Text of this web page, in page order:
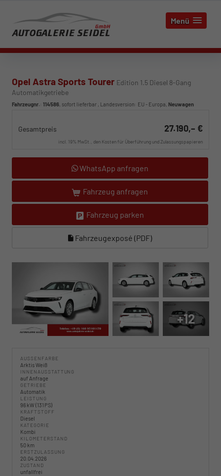
Menü
Opel Astra Sports Tourer Edition 1.5 Diesel 8-Gang
Automatikgetriebe
Fahrzeugnr.: 114586, sofort lieferbar , Landesversion: EU - Europa, Neuwagen
Gesamtpreis 27.190,– €
incl. 19% MwSt., den Kosten für Überführung und Zulassungspapieren
WhatsApp anfragen
Fahrzeug anfragen
Fahrzeug parken
Fahrzeugexposé (PDF)
+12
AUSSENFARBE
Arktis Weiß
INNENAUSSTATTUNG
auf Anfrage
GETRIEBE
Automatik
LEISTUNG
96 kW (131 PS)
KRAFTSTOFF
Diesel
KATEGORIE
Kombi
KILOMETERSTAND
50 km
ERSTZULASSUNG
20.04.2026
ZUSTAND
unfallfrei